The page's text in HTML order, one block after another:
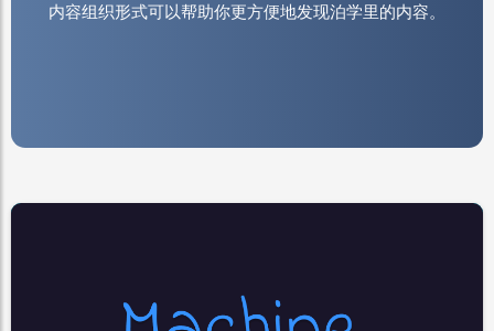
内容组织形式可以帮助你更方便地发现泊学里的内容。